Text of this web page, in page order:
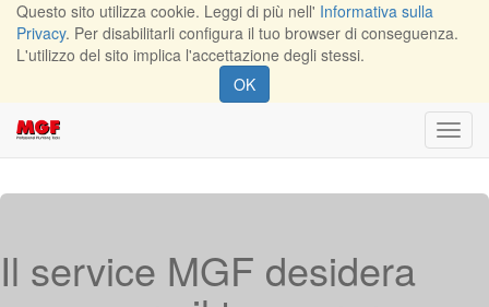
Questo sito utilizza cookie. Leggi di più nell' Informativa sulla
Privacy. Per disabilitarli configura il tuo browser di conseguenza.
L'utilizzo del sito implica l'accettazione degli stessi.
OK
Il service MGF desidera